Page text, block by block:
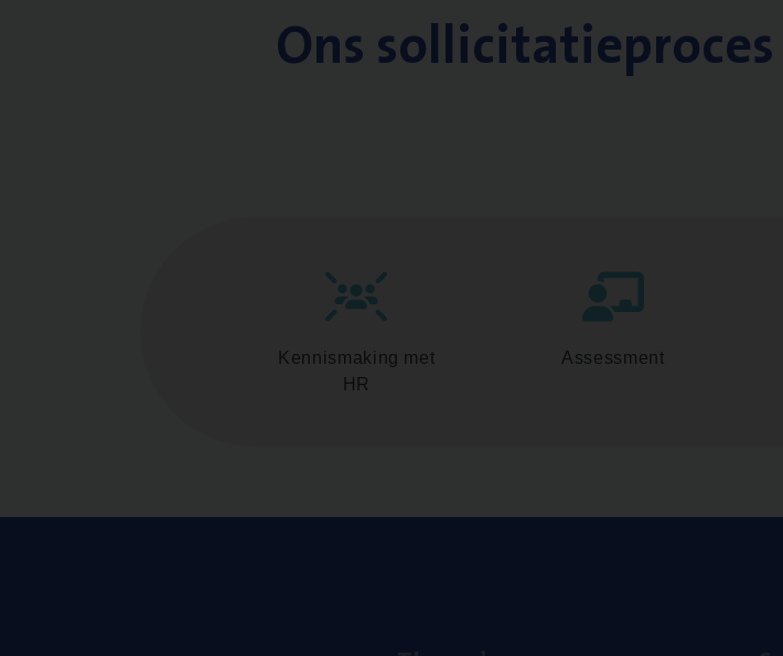
Ons sollicitatieproces
Kennismaking met
HR
Assessment